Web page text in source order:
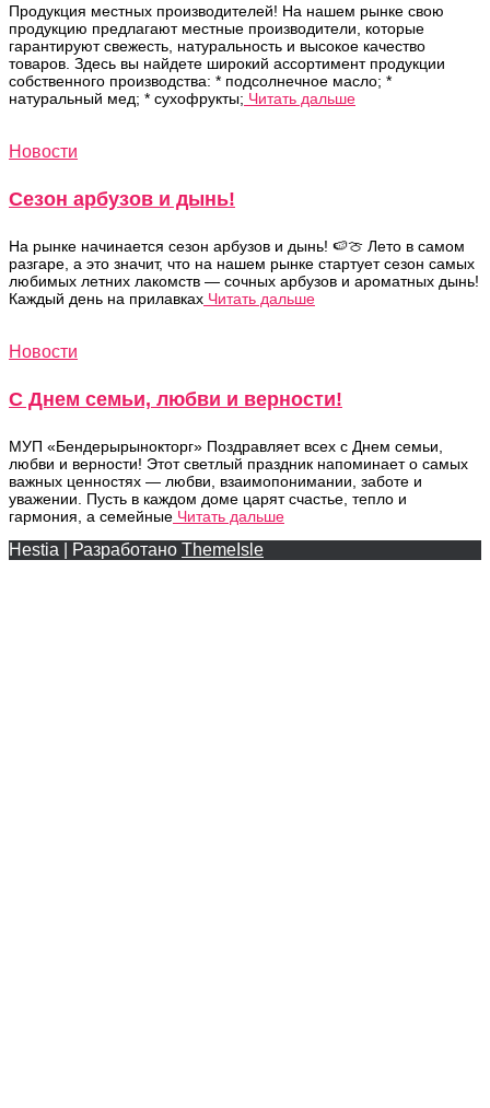
Продукция местных производителей! На нашем рынке свою
продукцию предлагают местные производители, которые
гарантируют свежесть, натуральность и высокое качество
товаров. Здесь вы найдете широкий ассортимент продукции
собственного производства: * подсолнечное масло; *
натуральный мед; * сухофрукты; Читать дальше
Новости
Сезон арбузов и дынь!
На рынке начинается сезон арбузов и дынь! 🍉🍈 Лето в самом
разгаре, а это значит, что на нашем рынке стартует сезон самых
любимых летних лакомств — сочных арбузов и ароматных дынь!
Каждый день на прилавках Читать дальше
Новости
С Днем семьи, любви и верности!
МУП «Бендерырынокторг» Поздравляет всех с Днем семьи,
любви и верности! Этот светлый праздник напоминает о самых
важных ценностях — любви, взаимопонимании, заботе и
уважении. Пусть в каждом доме царят счастье, тепло и
гармония, а семейные Читать дальше
Hestia | Разработано ThemeIsle